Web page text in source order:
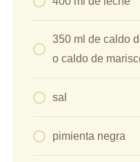
350 ml de caldo
o caldo de
sal
pimienta negra